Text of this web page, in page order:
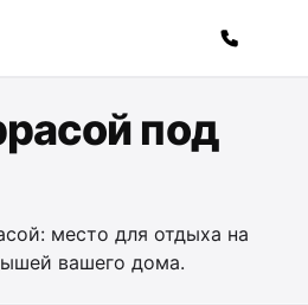
под
место для отдыха на
вашего дома.